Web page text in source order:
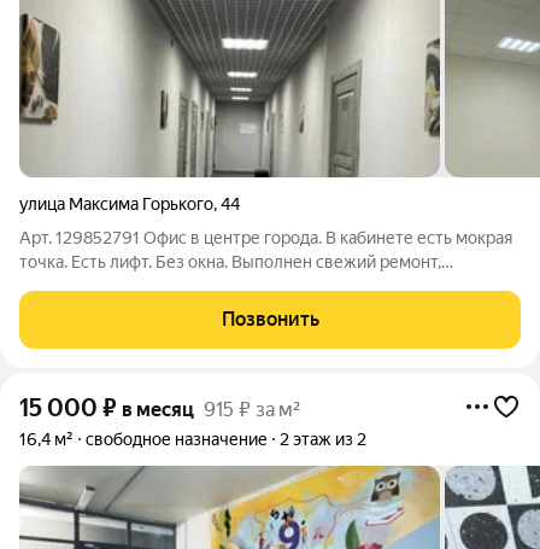
улица Максима Горького,44
Арт. 129852791 Офис в центре города. В кабинете есть мокрая
точка. Есть лифт. Без окна. Выполнен свежий ремонт,
вентиляция и кондиционирование, интернет Wi-Fi и
проводной. Возможна регистрация
Позвонить
15 000 ₽ в месяц 915 ₽ за м²
16,4 м² свободное назначение 2 этаж из 2